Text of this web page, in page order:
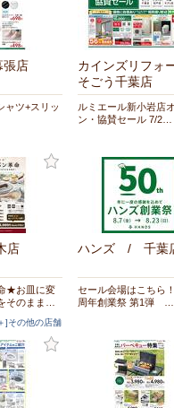
張店
ャツ+スリッ
カインズリフォ
そごう千葉店
ルミエール新小岩店
ン・協賛セール 7/2…
店
★お皿に変
そのまま…
]その他の店舗
ハンズ / 千葉
セール会場はこちら
周年創業祭 第1弾 …